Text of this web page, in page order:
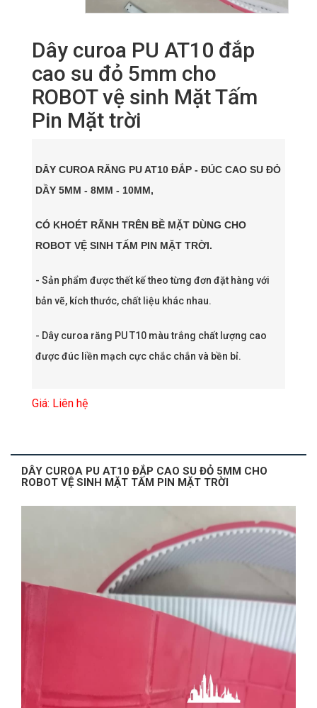
Dây curoa PU AT10 đắp
cao su đỏ 5mm cho
ROBOT vệ sinh Mặt Tấm
Pin Mặt trời
DÂY CUROA RĂNG PU AT10 ĐẮP - ĐÚC CAO SU ĐỎ
DẦY 5MM - 8MM - 10MM,
CÓ KHOÉT RÃNH TRÊN BỀ MẶT DÙNG CHO
ROBOT VỆ SINH TẤM PIN MẶT TRỜI.
- Sản phẩm được thết kế theo từng đơn đặt hàng với
bản vẽ, kích thước, chất liệu khác nhau.
- Dây curoa răng PU T10 màu trắng chất lượng cao
được đúc liền mạch cực chắc chắn và bền bỉ.
Giá: Liên hệ
DÂY CUROA PU AT10 ĐẮP CAO SU ĐỎ 5MM CHO
ROBOT VỆ SINH MẶT TẤM PIN MẶT TRỜI